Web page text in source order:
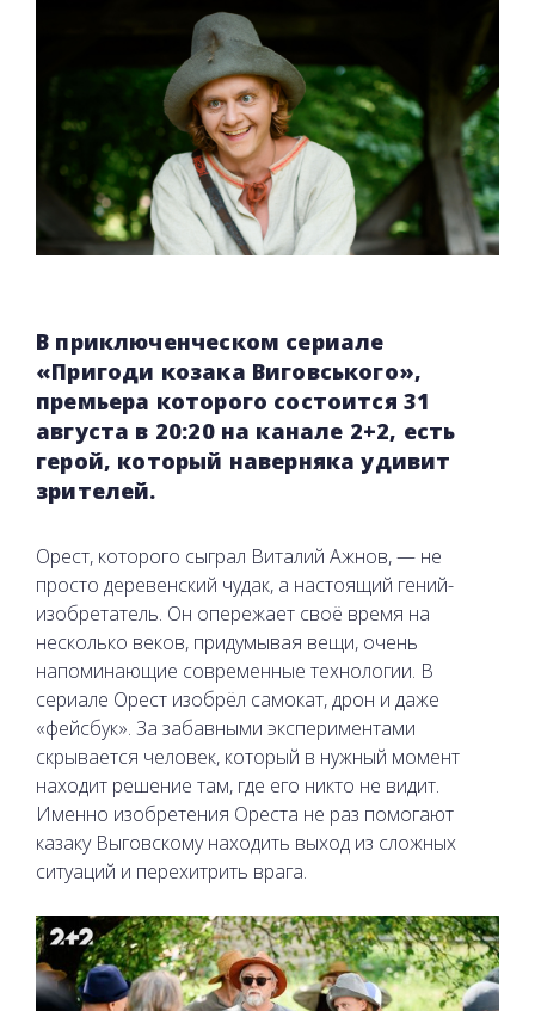
В приключенческом сериале
«Пригоди козака Виговського»,
премьера которого состоится 31
августа в 20:20 на канале 2+2, есть
герой, который наверняка удивит
зрителей.
Орест, которого сыграл Виталий Ажнов, — не
просто деревенский чудак, а настоящий гений-
изобретатель. Он опережает своё время на
несколько веков, придумывая вещи, очень
напоминающие современные технологии. В
сериале Орест изобрёл самокат, дрон и даже
«фейсбук». За забавными экспериментами
скрывается человек, который в нужный момент
находит решение там, где его никто не видит.
Именно изобретения Ореста не раз помогают
казаку Выговскому находить выход из сложных
ситуаций и перехитрить врага.